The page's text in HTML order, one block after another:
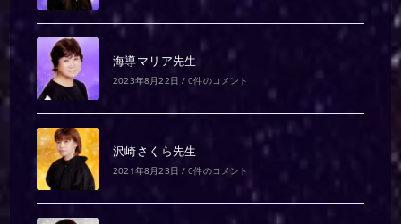
海導マリア先生
2023年8月22日 / 0件のコメント
沢崎さくら先生
2021年8月23日 / 0件のコメント